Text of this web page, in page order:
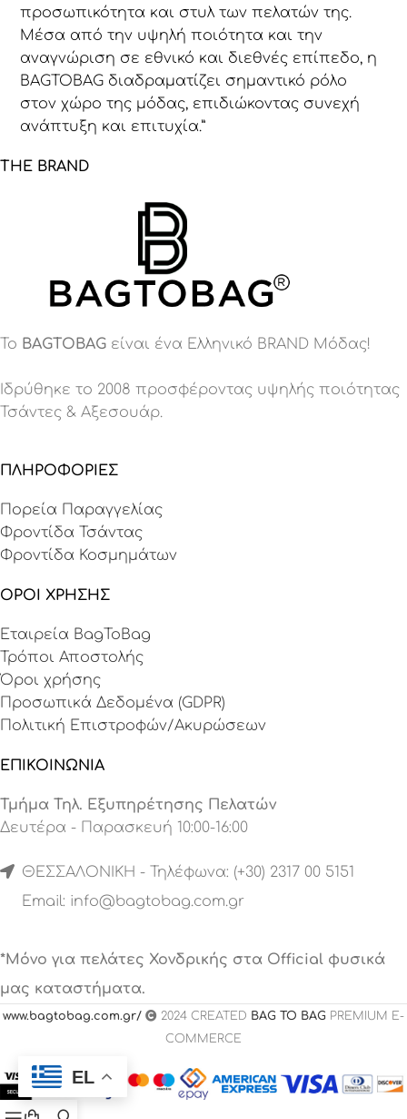
προσωπικότητα και στυλ των πελατών της.
Μέσα από την υψηλή ποιότητα και την
αναγνώριση σε εθνικό και διεθνές επίπεδο, η
BAGTOBAG διαδραματίζει σημαντικό ρόλο
στον χώρο της μόδας, επιδιώκοντας συνεχή
ανάπτυξη και επιτυχία.”
THE BRAND
Το BAGTOBAG είναι ένα Eλληνικό BRAND Μόδας!
Ιδρύθηκε το 2008 προσφέροντας υψηλής ποιότητας
Τσάντες & Αξεσουάρ.
ΠΛΗΡΟΦΟΡΙΕΣ
Πορεία Παραγγελίας
Φροντίδα Τσάντας
Φροντίδα Κοσμημάτων
ΟΡΟΙ ΧΡΗΣΗΣ
Εταιρεία BagToBag
Τρόποι Αποστολής
Όροι χρήσης
Προσωπικά Δεδομένα (GDPR)
Πολιτική Επιστροφών/Ακυρώσεων
ΕΠΙΚΟΙΝΩΝΙΑ
Τμήμα Τηλ. Εξυπηρέτησης Πελατών
Δευτέρα - Παρασκευή 10:00-16:00
ΘΕΣΣΑΛΟΝΙΚΗ - Τηλέφωνα: (+30) 2317 00 5151
Email: info@bagtobag.com.gr
*Μόνο για πελάτες Χονδρικής στα Official φυσικά
μας καταστήματα.
www.bagtobag.com.gr/ 2024 CREATED BAG TO BAG PREMIUM E-
COMMERCE
EL